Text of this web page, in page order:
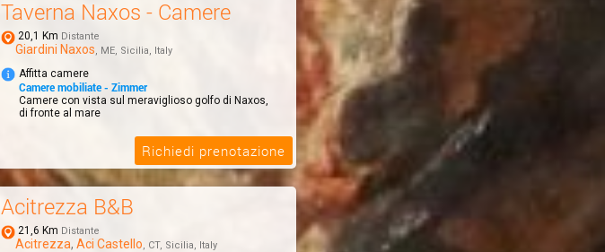
Taverna Naxos - Camere
20,1 Km Distante
Giardini Naxos, ME, Sicilia, Italy
Affitta camere
Camere mobiliate - Zimmer
Camere con vista sul meraviglioso golfo di Naxos,
di fronte al mare
Richiedi prenotazione
Acitrezza B&B
21,6 Km Distante
Acitrezza, Aci Castello, CT, Sicilia, Italy